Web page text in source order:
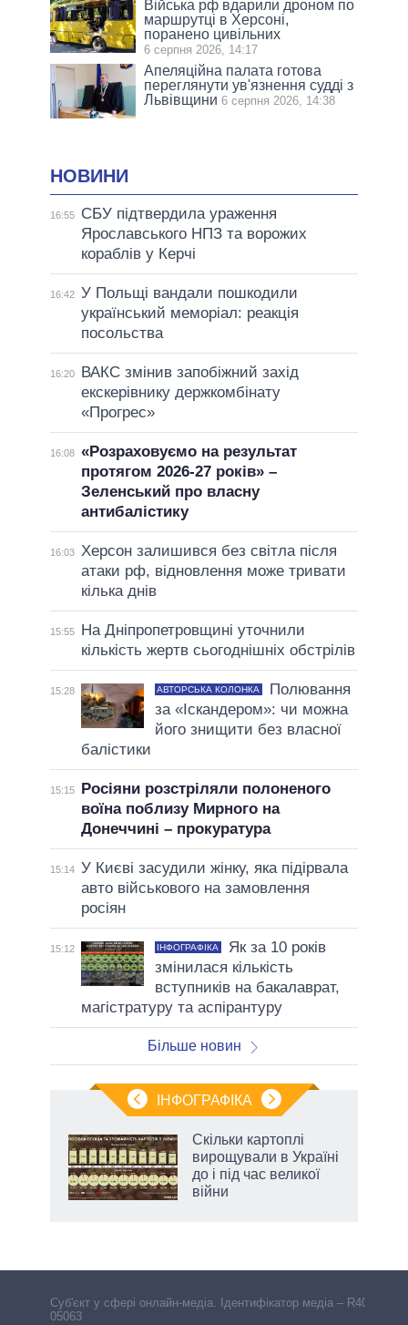
Війська рф вдарили дроном по
маршрутці в Херсоні,
поранено цивільних
6 серпня 2026, 14:17
Апеляційна палата готова
переглянути ув'язнення судді з
Львівщини 6 серпня 2026, 14:38
НОВИНИ
16:55
СБУ підтвердила ураження
Ярославського НПЗ та ворожих
кораблів у Керчі
16:42 У Польщі вандали пошкодили
український меморіал: реакція
посольства
16:20
ВАКС змінив запобіжний захід
екскерівнику держкомбінату
«Прогрес»
16:08 «Розраховуємо на результат
протягом 2026-27 років» –
Зеленський про власну
антибалістику
16:03
Херсон залишився без світла після
атаки рф, відновлення може тривати
кілька днів
15:55
На Дніпропетровщині уточнили
кількість жертв сьогоднішніх обстрілів
15:28 АВТОРСЬКА КОЛОНКА
Полювання
за «Іскандером»: чи можна
його знищити без власної
балістики
15:15
Росіяни розстріляли полоненого
воїна поблизу Мирного на
Донеччині – прокуратура
15:14 У Києві засудили жінку, яка підірвала
авто військового на замовлення
росіян
15:12 ІНФОГРАФІКА
Як за 10 років
змінилася кількість
вступників на бакалаврат,
магістратуру та аспірантуру
Більше новин
ІНФОГРАФІКА
Скільки картоплі
вирощували в Україні
до і під час великої
війни
Cуб'єкт у сфері онлайн-медіа. Ідентифікатор медіа – R40-
05063